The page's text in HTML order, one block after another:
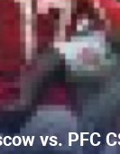
vs. PFC